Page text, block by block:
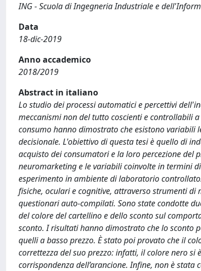
ING - Scuola di Ingegneria Industriale e
Data
18-dic-2019
Anno accademico
2018/2019
Abstract in italiano
Lo studio dei processi automatici e percettivi
meccanismi non del tutto coscienti e controllabili
consumo hanno dimostrato che esistono
decisionale. L'obiettivo di questa tesi è quello di
acquisto dei consumatori e la loro percezione
neuromarketing e le variabili coinvolte in termini
esperimento in ambiente di laboratorio
fisiche, oculari e cognitive, attraverso strumenti di
questionari auto-compilati. Sono state condotte
del colore del cartellino e dello sconto sul
sconto. I risultati hanno dimostrato che lo sconto
quelli a basso prezzo. È stato poi provato che il
correttezza del suo prezzo: infatti, il colore nero si
corrispondenza dell’arancione. Infine, non è